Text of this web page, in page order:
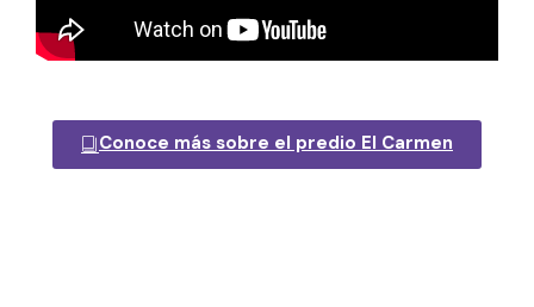
Conoce más sobre el predio El Carmen